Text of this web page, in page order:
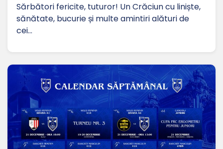
Sărbători fericite, tuturor! Un Crăciun cu liniște,
sănătate, bucurie și multe amintiri alături de
cei…